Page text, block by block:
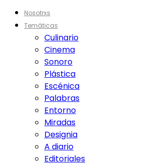
Nosotrxs
Temáticas
Culinario
Cinema
Sonoro
Plástica
Escénica
Palabras
Entorno
Miradas
Designia
A diario
Editoriales